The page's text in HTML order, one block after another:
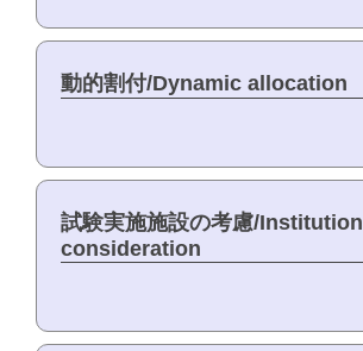
動的割付/Dynamic allocation
試験実施施設の考慮/Institution
consideration